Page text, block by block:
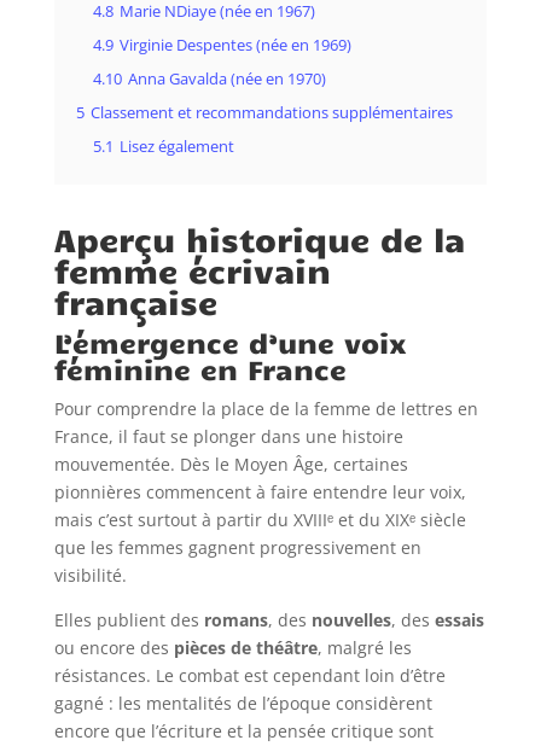
4.8 Marie NDiaye (née en 1967)
4.9 Virginie Despentes (née en 1969)
4.10 Anna Gavalda (née en 1970)
5 Classement et recommandations supplémentaires
5.1 Lisez également
Aperçu historique de la
femme écrivain
française
L’émergence d’une voix
féminine en France
Pour comprendre la place de la femme de lettres en
France, il faut se plonger dans une histoire
mouvementée. Dès le Moyen Âge, certaines
pionnières commencent à faire entendre leur voix,
mais c’est surtout à partir du XVIIIᵉ et du XIXᵉ siècle
que les femmes gagnent progressivement en
visibilité.
Elles publient des romans, des nouvelles, des essais
ou encore des pièces de théâtre, malgré les
résistances. Le combat est cependant loin d’être
gagné : les mentalités de l’époque considèrent
encore que l’écriture et la pensée critique sont